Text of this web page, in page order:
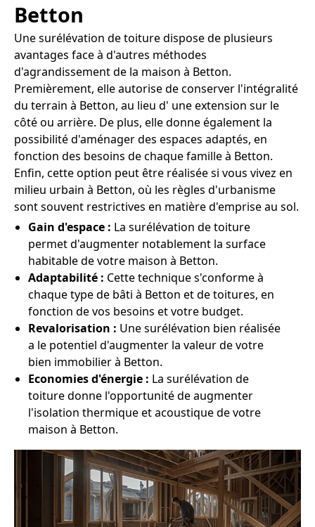
Betton
Une surélévation de toiture dispose de plusieurs
avantages face à d'autres méthodes
d'agrandissement de la maison à Betton.
Premièrement, elle autorise de conserver l'intégralité
du terrain à Betton, au lieu d' une extension sur le
côté ou arrière. De plus, elle donne également la
possibilité d'aménager des espaces adaptés, en
fonction des besoins de chaque famille à Betton.
Enfin, cette option peut être réalisée si vous vivez en
milieu urbain à Betton, où les règles d'urbanisme
sont souvent restrictives en matière d'emprise au sol.
Gain d'espace : La surélévation de toiture
permet d'augmenter notablement la surface
habitable de votre maison à Betton.
Adaptabilité : Cette technique s'conforme à
chaque type de bâti à Betton et de toitures, en
fonction de vos besoins et votre budget.
Revalorisation : Une surélévation bien réalisée
a le potentiel d'augmenter la valeur de votre
bien immobilier à Betton.
Economies d'énergie : La surélévation de
toiture donne l'opportunité de augmenter
l'isolation thermique et acoustique de votre
maison à Betton.